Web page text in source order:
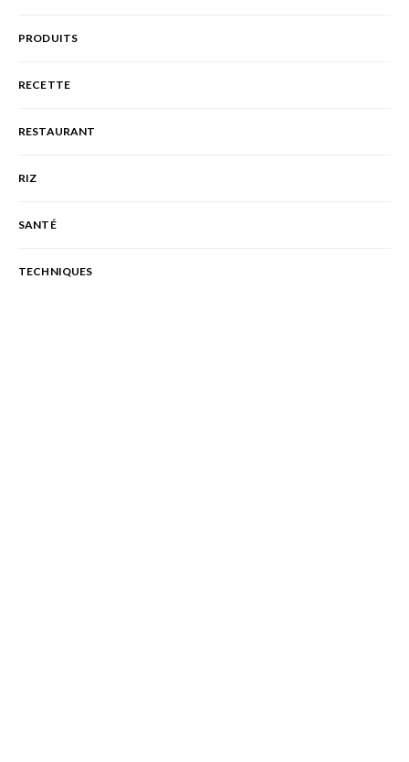
PRODUITS
RECETTE
RESTAURANT
RIZ
SANTÉ
TECHNIQUES